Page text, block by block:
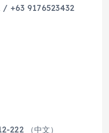
/ +63 9176523432
222 （中文）